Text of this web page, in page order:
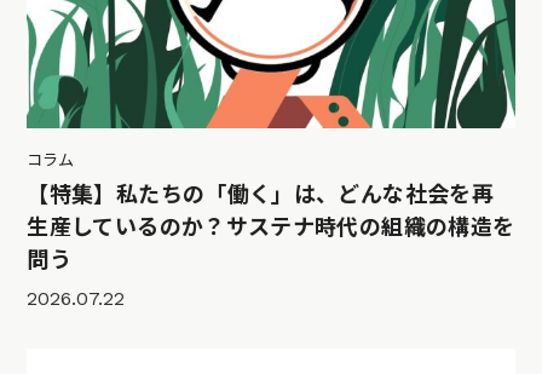
コラム
【特集】私たちの「働く」は、どんな社会を再
生産しているのか？サステナ時代の組織の構造を
問う
2026.07.22